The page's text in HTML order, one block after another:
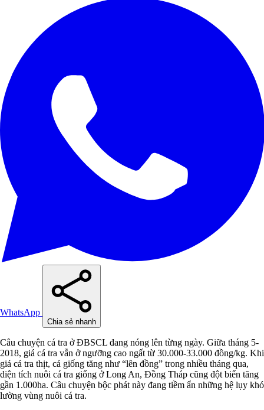
WhatsApp
Chia sẻ nhanh
Câu chuyện cá tra ở ĐBSCL đang nóng lên từng ngày. Giữa tháng 5-
2018, giá cá tra vẫn ở ngưỡng cao ngất từ 30.000-33.000 đồng/kg. Khi
giá cá tra thịt, cá giống tăng như “lên đồng” trong nhiều tháng qua,
diện tích nuôi cá tra giống ở Long An, Đồng Tháp cũng đột biến tăng
gần 1.000ha. Câu chuyện bộc phát này đang tiềm ẩn những hệ lụy khó
lường vùng nuôi cá tra.